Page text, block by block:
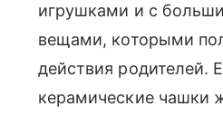
игрушками и с
вещами, которыми
действия родителей.
керамические чашки